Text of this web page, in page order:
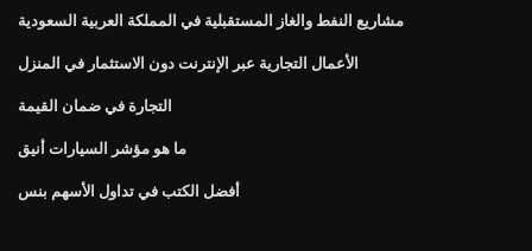
مشاريع النفط والغاز المستقبلية في المملكة العربية السعودية
الأعمال التجارية عبر الإنترنت دون الاستثمار في المنزل
التجارة في ضمان القيمة
ما هو مؤشر السيارات أنيق
أفضل الكتب في تداول الأسهم بنس